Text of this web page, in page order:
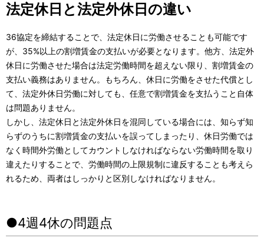
法定休日と法定外休日の違い
36協定を締結することで、法定休日に労働させることも可能です
が、35%以上の割増賃金の支払いが必要となります。他方、法定外
休日に労働させた場合は法定労働時間を超えない限り、割増賃金の
支払い義務はありません。もちろん、休日に労働をさせた代償とし
て、法定外休日労働に対しても、任意で割増賃金を支払うこと自体
は問題ありません。
しかし、法定休日と法定外休日を混同している場合には、知らず知
らずのうちに割増賃金の支払いを誤ってしまったり、休日労働では
なく時間外労働としてカウントしなければならない労働時間を取り
違えたりすることで、労働時間の上限規制に違反することも考えら
れるため、両者はしっかりと区別しなければなりません。
●4週4休の問題点